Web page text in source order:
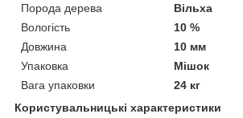
Порода дерева
Вільха
Вологість
10 %
Довжина
10 мм
Упаковка
Мішок
Вага упаковки
24 кг
Користувальницькі характеристики